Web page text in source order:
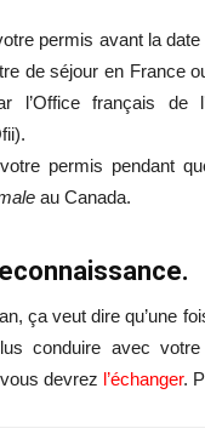
permis avant la
de séjour en France
l’Office français de
permis pendant
au Canada.
ça veut dire qu’une
conduire avec
devrez l’échanger.